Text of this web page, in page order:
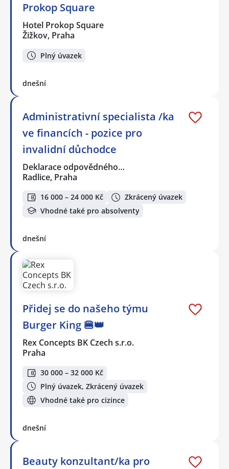
Prokop Square
Hotel Prokop Square
Žižkov, Praha
Plný úvazek
dnešní
Administrativní specialista /ka
ve financích - pozice pro
invalidní důchodce
Deklarace odpovědného…
Radlice, Praha
16 000 – 24 000 Kč
Zkrácený úvazek
Vhodné také pro absolventy
dnešní
Přidej se do našeho týmu
Burger King 🍔👑
Rex Concepts BK Czech s.r.o.
Praha
30 000 – 32 000 Kč
Plný úvazek, Zkrácený úvazek
Vhodné také pro cizince
dnešní
Beauty konzultant/ka pro